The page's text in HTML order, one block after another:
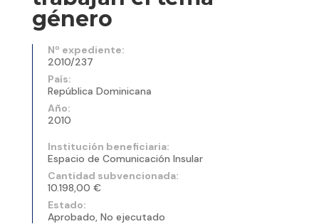
género
Nº expediente:
2010/237
País:
República Dominicana
Año:
2010
Institución beneficiaria:
Espacio de Comunicación Insular
Cantidad subvencionada:
10.198,00 €
Estado:
Aprobado, No ejecutado